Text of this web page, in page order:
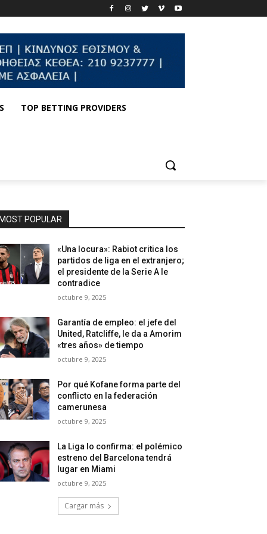
TOP BETTING PROVIDERS
MOST POPULAR
«Una locura»: Rabiot critica los
partidos de liga en el extranjero;
el presidente de la Serie A le
contradice
octubre 9, 2025
Garantía de empleo: el jefe del
United, Ratcliffe, le da a Amorim
«tres años» de tiempo
octubre 9, 2025
Por qué Kofane forma parte del
conflicto en la federación
camerunesa
octubre 9, 2025
La Liga lo confirma: el polémico
estreno del Barcelona tendrá
lugar en Miami
octubre 9, 2025
Cargar más